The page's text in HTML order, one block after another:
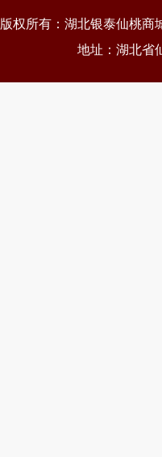
版权所有： 湖北银泰仙桃商
地址：湖北省